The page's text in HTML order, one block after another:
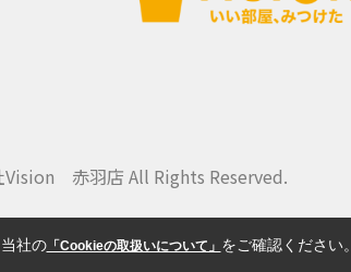
赤羽店 All Rights Reserved.
社の「Cookieの取扱いについて」 をご確認ください。